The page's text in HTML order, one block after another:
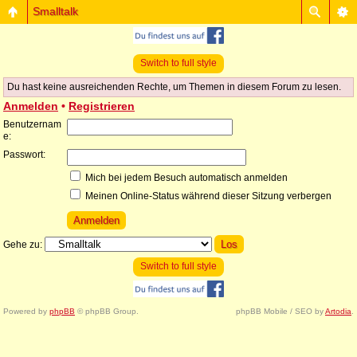
Smalltalk
Switch to full style
Du hast keine ausreichenden Rechte, um Themen in diesem Forum zu lesen.
Anmelden • Registrieren
Benutzernam
e:
Passwort:
Mich bei jedem Besuch automatisch anmelden
Meinen Online-Status während dieser Sitzung verbergen
Gehe zu:
Switch to full style
Powered by phpBB © phpBB Group. phpBB Mobile / SEO byArtodia